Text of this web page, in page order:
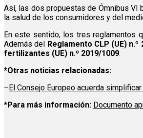
Así, las dos propuestas de Ómnibus
la salud de los consumidores y del
En este sentido, los tres reglamentos
Además del
Reglamento CLP (UE)
fertilizantes (UE) n.º 2019/1009.
*Otras noticias relacionadas:
– El Consejo Europeo acuerda
*Para más información: Documento